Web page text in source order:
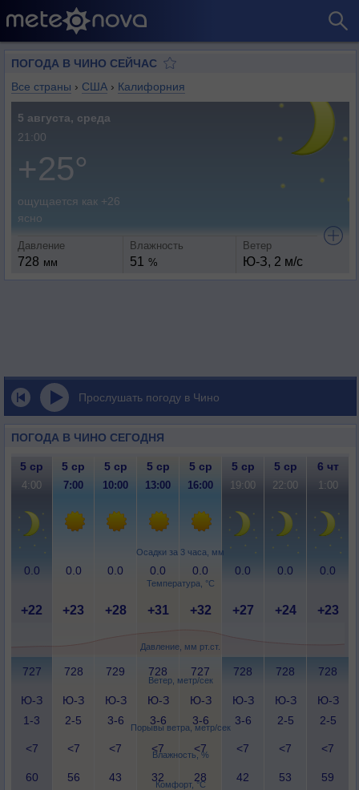
ПОГОДА В ЧИНО СЕЙЧАС
Все страны › США › Калифорния
5 августа, среда
21:00
+25°
ощущается как +26
ясно
Давление
728 мм
Влажность
51 %
Ветер
Ю-З, 2 м/с
Прослушать погоду в Чино
ПОГОДА В ЧИНО СЕГОДНЯ
Осадки за 3 часа, мм
Температура, °C
Давление, мм рт.ст.
Ветер, метр/сек
Порывы ветра, метр/сек
Влажность, %
Комфорт, °C
5 ср 5 ср 5 ср 5 ср 5 ср 5 ср 5 ср 6 чт
4:00 7:00 10:00 13:00 16:00 19:00 22:00 1:00
0.0 0.0 0.0 0.0 0.0 0.0 0.0 0.0
+22 +23 +28 +31 +32 +27 +24 +23
727 728 729 728 727 728 728 728
Ю-З
1-3
Ю-З
2-5
Ю-З
3-6
Ю-З
3-6
Ю-З
3-6
Ю-З
3-6
Ю-З
2-5
Ю-З
2-5
<7 <7 <7 <7 <7 <7 <7 <7
60 56 43 32 28 42 53 59